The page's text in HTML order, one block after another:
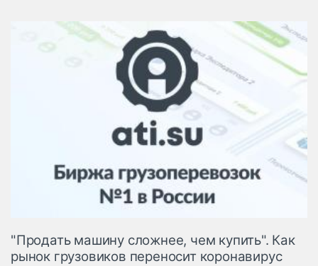
Автосервис,
запчасти, шины
Топливо, масла и
автохимия
Дзен
"Продать машину сложнее, чем купить". Как
рынок грузовиков переносит коронавирус